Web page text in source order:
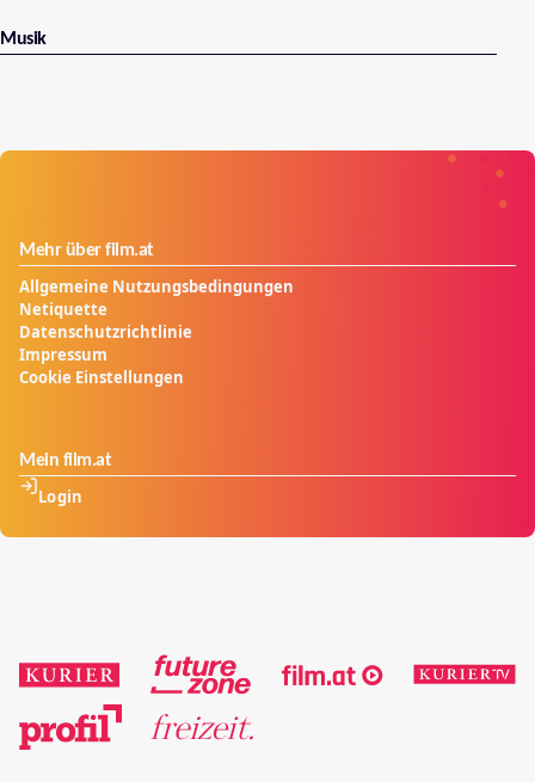
Musik
Mehr über film.at
Allgemeine Nutzungsbedingungen
Netiquette
Datenschutzrichtlinie
Impressum
Cookie Einstellungen
Mein film.at
Login